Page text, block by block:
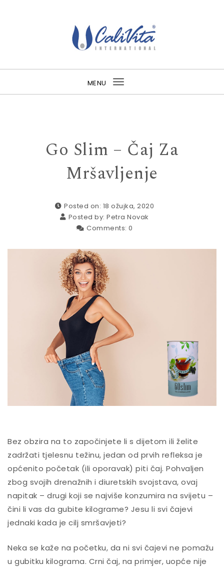
MENU
Toggle
Go Slim – Čaj Za
Mršavljenje
Posted on: 18 ožujka, 2020
Posted by:Petra Novak
Comments: 0
Bez obzira na to započinjete li s dijetom ili želite
zadržati tjelesnu težinu, jedan od prvih refleksa je
općenito početak (ili oporavak) piti čaj. Pohvaljen
zbog svojih drenažnih i diuretskih svojstava, ovaj
napitak – drugi koji se najviše konzumira na svijetu –
čini li vas da gubite kilograme? Jesu li svi čajevi
jednaki kada je cilj smršavjeti?
Neka se kaže na početku, da ni svi čajevi ne pomažu
u gubitku kilograma. Crni čaj, na primjer, uopće nije